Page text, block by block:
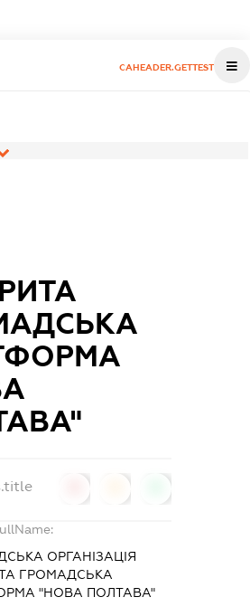
CAHEADER.GETTEST
ОРГАНІЗАЦІЯ
ГРОМАДСЬКА
"НОВА ПОЛТАВА"